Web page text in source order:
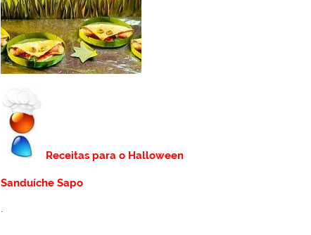
Receitas para o Halloween
Sanduíche Sapo